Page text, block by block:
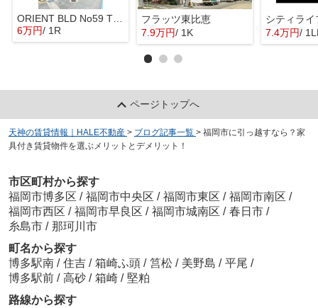
ORIENT BLD No59 TWINS
6万円/ 1R
フラッツ東比恵
7.9万円/ 1K
シティラ
7.4万円/
ページトップへ
天神の賃貸情報｜HALE不動産 > ブログ記事一覧 > 福岡市に引っ越すなら？家
具付き賃貸物件を選ぶメリットとデメリット！
市区町村から探す
福岡市博多区 / 福岡市中央区 / 福岡市東区 / 福岡市南区 /
福岡市西区 / 福岡市早良区 / 福岡市城南区 / 春日市 /
糸島市 / 那珂川市
町名から探す
博多駅南 / 住吉 / 箱崎ふ頭 / 筥松 / 美野島 / 平尾 /
博多駅前 / 高砂 / 箱崎 / 堅粕
路線から探す